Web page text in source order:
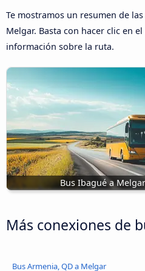
Te mostramos un resumen de
Melgar. Basta con hacer clic en
información sobre la ruta.
Bus Ibagué a Melgar
Más conexiones de
Bus Armenia, QD a Melgar